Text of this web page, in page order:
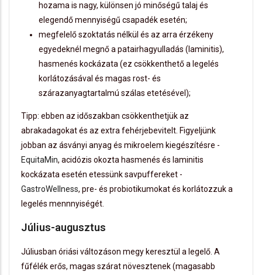
hozama is nagy, különsen jó minőségű talaj és
elegendő mennyiségű csapadék esetén;
megfelelő szoktatás nélkül és az arra érzékeny
egyedeknél megnő a patairhagyulladás (laminitis),
hasmenés kockázata (ez csökkenthető a legelés
korlátozásával és magas rost- és
szárazanyagtartalmú szálas etetésével);
Tipp: ebben az időszakban csökkenthetjük az
abrakadagokat és az extra fehérjebevitelt. Figyeljünk
jobban az ásványi anyag és mikroelem kiegészítésre -
EquitaMin, acidózis okozta hasmenés és laminitis
kockázata esetén etessünk savpuffereket -
GastroWellness, pre- és probiotikumokat és korlátozzuk a
legelés mennnyiségét.
Július-augusztus
Júliusban óriási változáson megy keresztül a legelő. A
fűfélék erős, magas szárat növesztenek (magasabb